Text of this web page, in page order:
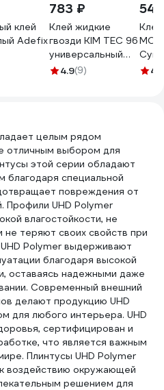
клей
Adefix
783 ₽
Клей жидкие
гвозди KIM TEC 96
универсальный
прозрачный шов
4.9(9) 4
целым рядом
отличным выбором для
этой серии обладают
благодаря специальной
повреждения от
Профили UHD Polymer
влагостойкости, не
теряют своих свойств при
Polymer выдерживают
благодаря высокой
оставаясь надежными даже
Современный внешний
делают продукцию UHD
для любого интерьера. UHD
сертифицирован и
что является важным
Плинтусы UHD Polymer
воздействию окружающей
решением для